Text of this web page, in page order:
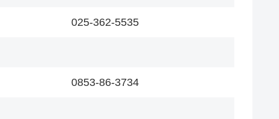
025-362-5535
0853-86-3734